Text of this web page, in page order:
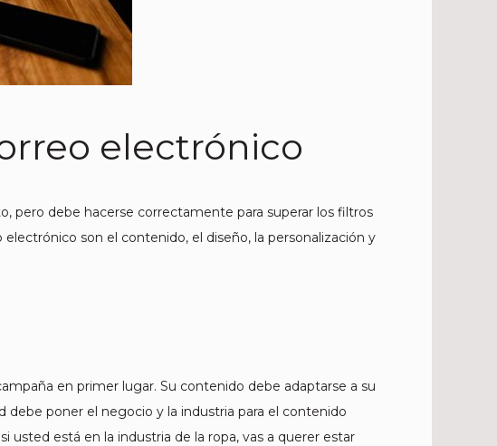
electrónico
pero debe hacerse correctamente para superar los filtros
son el contenido, el diseño, la personalización y
en primer lugar. Su contenido debe adaptarse a su
poner el negocio y la industria para el contenido
está en la industria de la ropa, vas a querer estar